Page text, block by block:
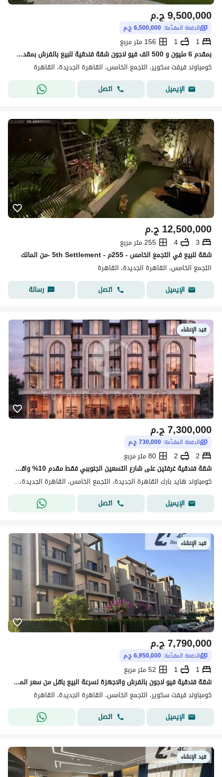
ج.م9,500,000
الدفعة المقدّمة: 6,500,000 ج.م
1
1
156 متر مربع
بمقدم 6 مليون و 500 الف فيو لاجون شقة فندقية للبيع بالفرش بمقدم واقساط وافضل فرصة للاستثمار كمبوند فيفث سكوير التجمع الخامس المراسم Hotel Apartment
كومباوند فيفث سكوير، التجمع الخامس، القاهرة الجديدة، القاهرة
الإيميل
اتصل
ج.م12,500,000
3
4
255 متر مربع
شقة للبيع في التجمع الخامس - 255م - 5th Settlement -من المالك
التجمع الخامس، القاهرة الجديدة، القاهرة
الإيميل
اتصل رسالة
قيد الإنشاء
ج.م7,300,000
الدفعة المقدّمة: 730,000 ج.م
2
2
80 متر مربع
شقة فندقية غرفتين على شارع التسعين الجنوببي فقط مقدم 10% واقساط على 10 سنوات التجمع الخامس
كومباوند هايد بارك القاهرة الجديدة، التجمع الخامس، القاهرة الجديدة، القاهرة
الإيميل
اتصل
قيد الإنشاء
ج.م7,790,000
الدفعة المقدّمة: 6,950,000 ج.م
1
1
52 متر مربع
شقة فندقية فيو لاجون بالفرش والاجهزة لسرعة البيع باقل من سعر الماركت ب 250 الف و شراكة 100% مع المراسم وافضل فرصة استشثمار ف التجمع الخامس فيفث سكوير
كومباوند فيفث سكوير، التجمع الخامس، القاهرة الجديدة، القاهرة
الإيميل
اتصل
قيد الإنشاء